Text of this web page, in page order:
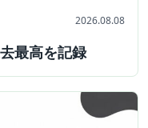
2026.08.08
最高を記録